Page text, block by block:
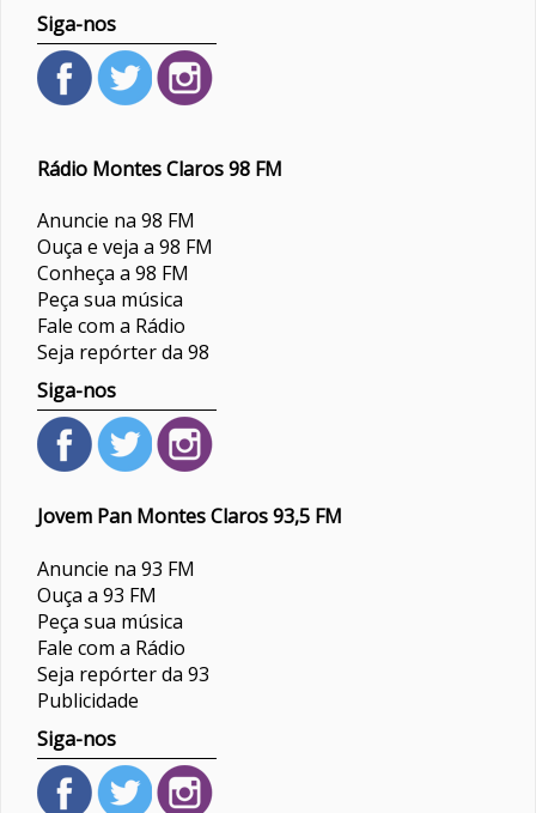
Siga-nos
Rádio Montes Claros 98 FM
Anuncie na 98 FM
Ouça e veja a 98 FM
Conheça a 98 FM
Peça sua música
Fale com a Rádio
Seja repórter da 98
Siga-nos
Jovem Pan Montes Claros 93,5 FM
Anuncie na 93 FM
Ouça a 93 FM
Peça sua música
Fale com a Rádio
Seja repórter da 93
Publicidade
Siga-nos